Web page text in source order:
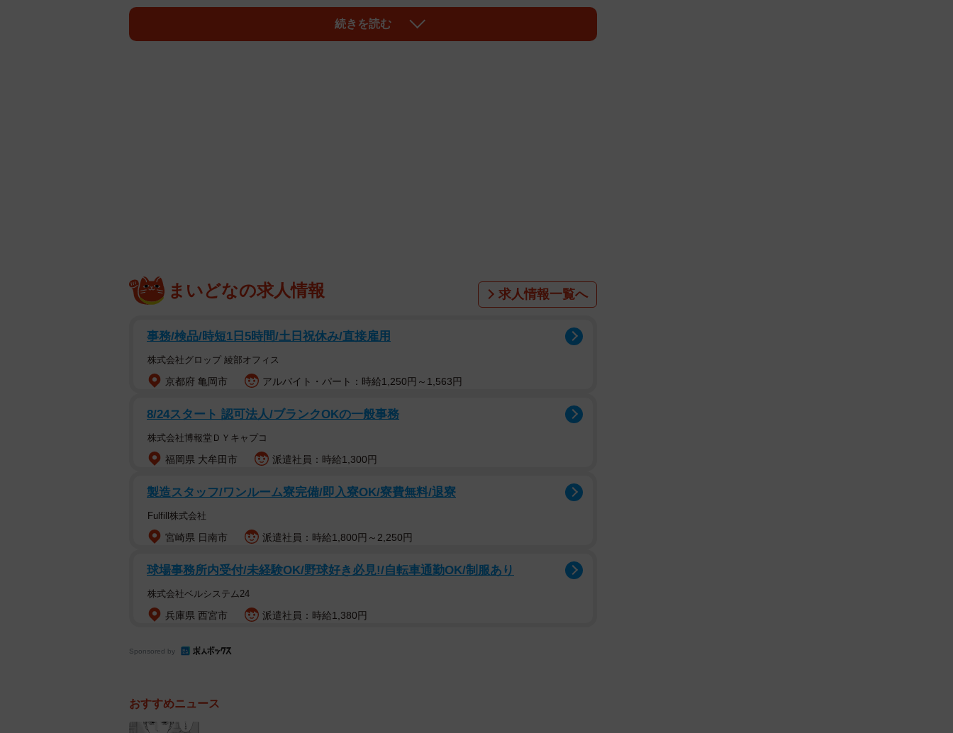
とある青年は、本屋のレジを務める美しい女性店員に恋をしています。彼女は決して笑顔を
は印象が悪かろう」とクール系男子を装いながら書店に足しげく通っているのです。
いつも通りお会計を済ませ書店を出ると、青年は「もっと話したい…けどあのコールドフェ
続きを読む
まいどなの求人情報 求人情報一覧へ
事務/検品/時短1日5時間/土日祝休み/直接雇用
株式会社グロップ 綾部オフィス
京都府 亀岡市 アルバイト・パート：時給1,250円～1,563円
8/24スタート 認可法人/ブランクOKの一般事務
株式会社博報堂ＤＹキャプコ
福岡県 大牟田市 派遣社員：時給1,300円
製造スタッフ/ワンルーム寮完備/即入寮OK/寮費無料/退寮
Fulfill株式会社
宮崎県 日南市 派遣社員：時給1,800円～2,250円
球場事務所内受付/未経験OK/野球好き必見!/自転車通勤OK/制服あり
株式会社ベルシステム24
兵庫県 西宮市 派遣社員：時給1,380円
Sponsored by
おすすめニュース